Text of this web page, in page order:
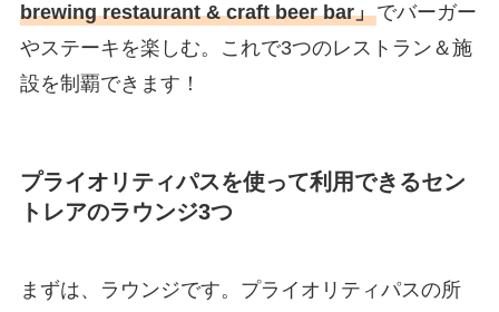
brewing restaurant & craft beer bar」でバーガー
やステーキを楽しむ。これで3つのレストラン＆施
設を制覇できます！
プライオリティパスを使って利用できるセン
トレアのラウンジ3つ
まずは、ラウンジです。プライオリティパスの所